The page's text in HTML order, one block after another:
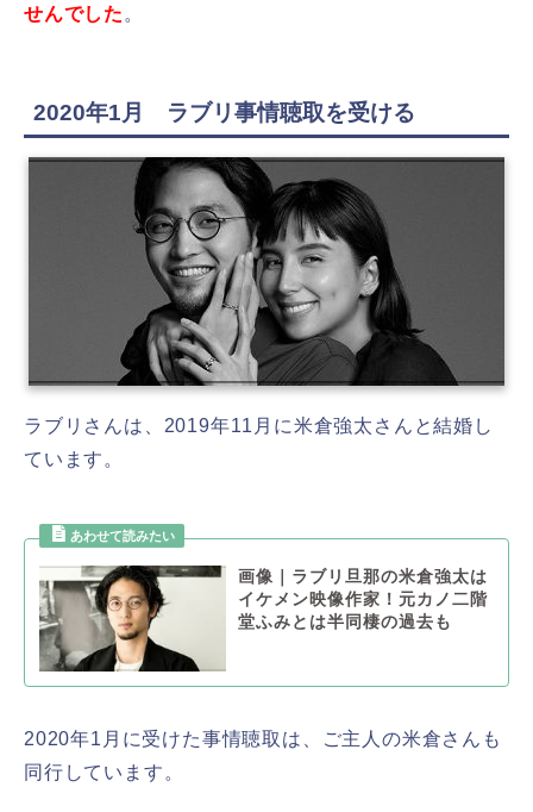
せんでした。
2020年1月 ラブリ事情聴取を受ける
ラブリさんは、2019年11月に米倉強太さんと結婚し
ています。
画像｜ラブリ旦那の米倉強太は
イケメン映像作家！元カノ二階
堂ふみとは半同棲の過去も
2020年1月に受けた事情聴取は、ご主人の米倉さんも
同行しています。